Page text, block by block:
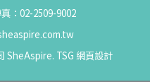
：02-2509-9002
SheAspire. TSG 網頁設計